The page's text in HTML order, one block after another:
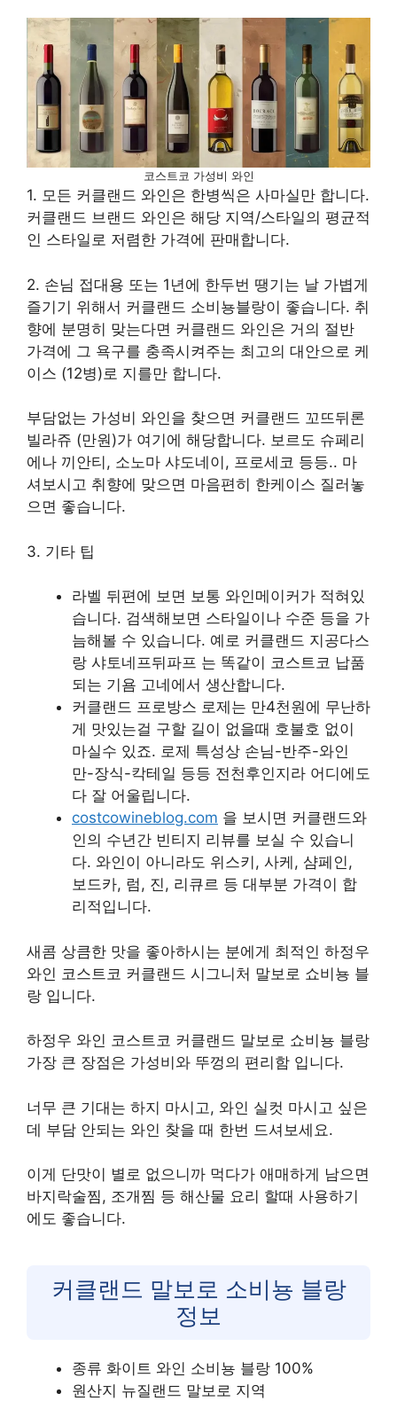
코스트코 가성비 와인
1. 모든 커클랜드 와인은 한병씩은 사마실만 합니다.
커클랜드 브랜드 와인은 해당 지역/스타일의 평균적
인 스타일로 저렴한 가격에 판매합니다.
2. 손님 접대용 또는 1년에 한두번 땡기는 날 가볍게
즐기기 위해서 커클랜드 소비뇽블랑이 좋습니다. 취
향에 분명히 맞는다면 커클랜드 와인은 거의 절반
가격에 그 욕구를 충족시켜주는 최고의 대안으로 케
이스 (12병)로 지를만 합니다.
부담없는 가성비 와인을 찾으면 커클랜드 꼬뜨뒤론
빌라쥬 (만원)가 여기에 해당합니다. 보르도 슈페리
에나 끼안티, 소노마 샤도네이, 프로세코 등등.. 마
셔보시고 취향에 맞으면 마음편히 한케이스 질러놓
으면 좋습니다.
3. 기타 팁
라벨 뒤편에 보면 보통 와인메이커가 적혀있
습니다. 검색해보면 스타일이나 수준 등을 가
늠해볼 수 있습니다. 예로 커클랜드 지공다스
랑 샤토네프뒤파프 는 똑같이 코스트코 납품
되는 기욤 고네에서 생산합니다.
커클랜드 프로방스 로제는 만4천원에 무난하
게 맛있는걸 구할 길이 없을때 호불호 없이
마실수 있죠. 로제 특성상 손님-반주-와인
만-장식-칵테일 등등 전천후인지라 어디에도
다 잘 어울립니다.
costcowineblog.com 을 보시면 커클랜드와
인의 수년간 빈티지 리뷰를 보실 수 있습니
다. 와인이 아니라도 위스키, 사케, 샴페인,
보드카, 럼, 진, 리큐르 등 대부분 가격이 합
리적입니다.
새콤 상큼한 맛을 좋아하시는 분에게 최적인 하정우
와인 코스트코 커클랜드 시그니처 말보로 쇼비뇽 블
랑 입니다.
하정우 와인 코스트코 커클랜드 말보로 쇼비뇽 블랑
가장 큰 장점은 가성비와 뚜껑의 편리함 입니다.
너무 큰 기대는 하지 마시고, 와인 실컷 마시고 싶은
데 부담 안되는 와인 찾을 때 한번 드셔보세요.
이게 단맛이 별로 없으니까 먹다가 애매하게 남으면
바지락술찜, 조개찜 등 해산물 요리 할때 사용하기
에도 좋습니다.
커클랜드 말보로 소비뇽 블랑
정보
종류 화이트 와인 소비뇽 블랑 100%
원산지 뉴질랜드 말보로 지역